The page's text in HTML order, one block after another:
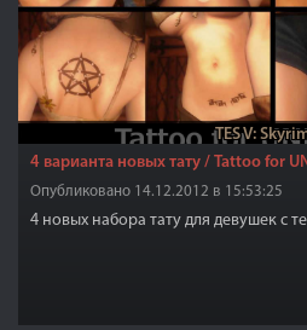
TES V:
4 варианта новых тату / Tattoo for
Опубликовано 14.12.2012 в 15:53:25
4 новых набора тату для девушек с